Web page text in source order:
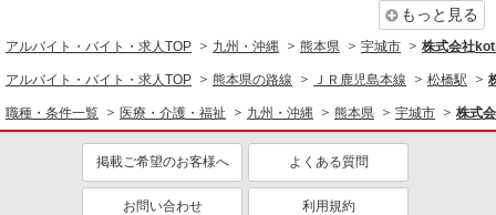
もっと見る
アルバイト・バイト・求人TOP 九州・沖縄 熊本県 宇城市 株式会社
アルバイト・バイト・求人TOP 熊本県の路線 ＪＲ鹿児島本線 松橋駅
職種・条件一覧 医療・介護・福祉 九州・沖縄 熊本県 宇城市 株式
掲載ご希望のお客様へ よくある質問
お問い合わせ 利用規約